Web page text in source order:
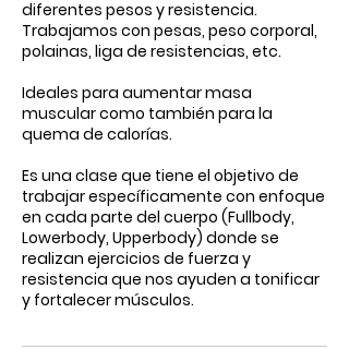
diferentes pesos y resistencia.
Trabajamos con pesas, peso corporal,
polainas, liga de resistencias, etc.
Ideales para aumentar masa
muscular como también para la
quema de calorías.
Es una clase que tiene el objetivo de
trabajar específicamente con enfoque
en cada parte del cuerpo (Fullbody,
Lowerbody, Upperbody) donde se
realizan ejercicios de fuerza y
resistencia que nos ayuden a tonificar
y fortalecer músculos.